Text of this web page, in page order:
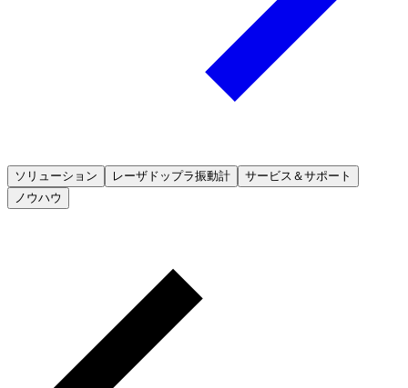
ソリューション レーザドップラ振動計
サービス＆サポート
ノウハウ